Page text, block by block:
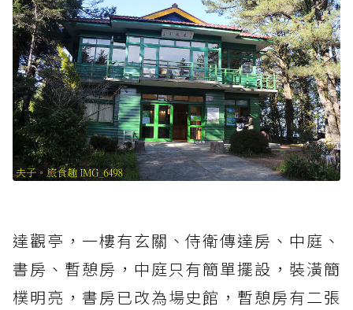
達觀亭，一樓有玄關、侍衛傳達房、中庭、
書房、暫憩房，中庭只有簡單擺設，裝潢簡
樸明亮，書房已改為場史館，暫憩房有二張